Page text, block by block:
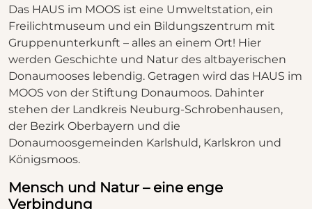
Das HAUS im MOOS ist eine Umweltstation, ein
Freilichtmuseum und ein Bildungszentrum mit
Gruppenunterkunft – alles an einem Ort! Hier
werden Geschichte und Natur des altbayerischen
Donaumooses lebendig. Getragen wird das HAUS im
MOOS von der Stiftung Donaumoos. Dahinter
stehen der Landkreis Neuburg-Schrobenhausen,
der Bezirk Oberbayern und die
Donaumoosgemeinden Karlshuld, Karlskron und
Königsmoos.
Mensch und Natur – eine enge
Verbindung